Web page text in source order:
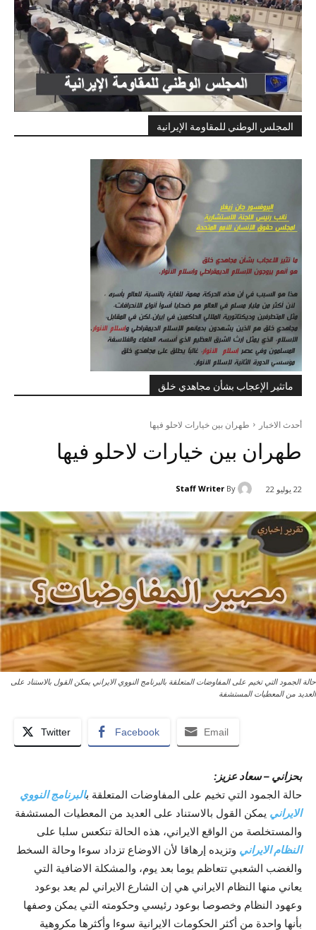
المجلس الوطني للمقاومة الإيرانية
ماتثير الإعجاب بشأن مجاهدي خلق
أحدث الاخبار طهران بين خيارات لاحلو فيها
طهران بين خيارات لاحلو فيها
22 يوليو 22 By
Staff Writer
حالة الجمود التي تخيم على المفاوضات المتعلقة بالبرنامج النووي الايراني يمکن القول بالاستناد على
العديد من المعطيات المستشفة
Twitter Facebook Email
بحزاني – سعاد عزيز:
حالة الجمود التي تخيم على المفاوضات المتعلقة بالبرنامج النووي
الايراني يمکن القول بالاستناد على العديد من المعطيات المستشفة
والمستخلصة من الواقع الايراني، هذه الحالة تنکعس سلبا على
النظام الايراني وتزيده إرهاقا لأن الاوضاع تزداد سوءا وحالة السخط
والغضب الشعبي تتعاظم يوما بعد يوم، والمشکلة الاضافية التي
يعاني منها النظام الايراني هي إن الشارع الايراني لم يعد بوعود
وعهود النظام وخصوصا بوعود رئيسي وحکومته التي يمکن وصفها
بأنها واحدة من أکثر الحکومات الايرانية سوءا وأکثرها مکروهية